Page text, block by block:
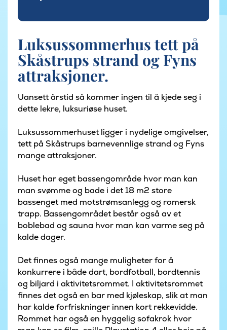
Luksussommerhus tett på
Skåstrups strand og Fyns
attraksjoner.
Uansett årstid så kommer ingen til å kjede seg i
dette lekre, luksuriøse huset.
Luksussommerhuset ligger i nydelige omgivelser,
tett på Skåstrups barnevennlige strand og Fyns
mange attraksjoner.
Huset har eget bassengområde hvor man kan
man svømme og bade i det 18 m2 store
bassenget med motstrømsanlegg og romersk
trapp. Bassengområdet består også av et
boblebad og sauna hvor man kan varme seg på
kalde dager.
Det finnes også mange muligheter for å
konkurrere i både dart, bordfotball, bordtennis
og biljard i aktivitetsrommet. I aktivitetsrommet
finnes det også en bar med kjøleskap, slik at man
har kalde forfriskninger innen kort rekkevidde.
Rommet har også en hyggelig sofakrok hvor